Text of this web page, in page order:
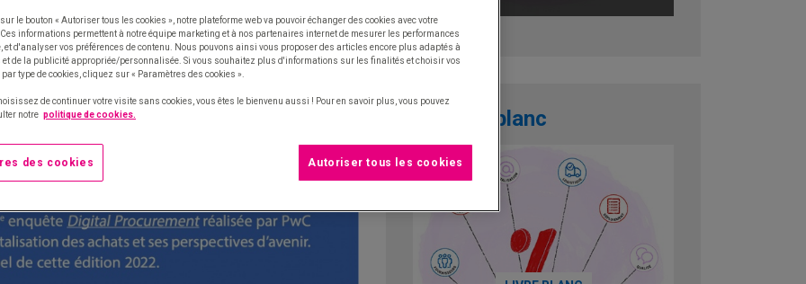
de l’approvisionnement en ligne. Quelle
Europe ? Quelles sont les perspectives pour
relatives à la digitalisation des achats ?
Livre blanc
le bouton « Autoriser tous les cookies », notre plateforme web va pouvoir échanger des cookies avec votre
informations permettent à notre équipe marketing et à nos partenaires internet de mesurer les performances
et d'analyser vos préférences de contenu. Nous pouvons ainsi vous proposer des articles encore plus adaptés à
et de la publicité appropriée/personnalisée. Si vous souhaitez plus d'informations sur les finalités et choisir vos
type de cookies, cliquez sur « Paramètres des cookies ».
de continuer votre visite sans cookies, vous êtes le bienvenu aussi ! Pour en savoir plus, vous pouvez
notre politique de cookies.
Autoriser tous les cookies
des cookies